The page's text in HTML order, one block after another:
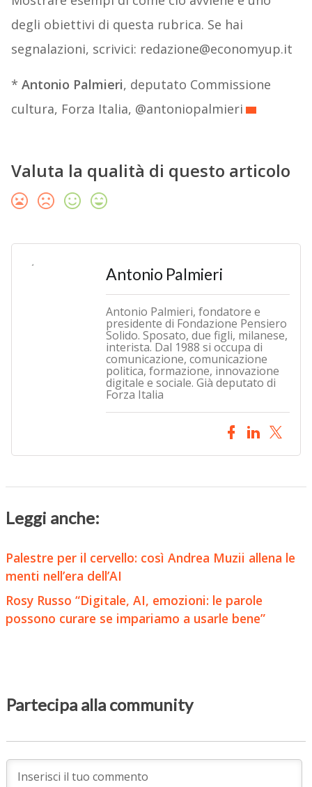
degli obiettivi di questa rubrica. Se hai
segnalazioni, scrivici: redazione@economyup.it
* Antonio Palmieri, deputato Commissione
cultura, Forza Italia, @antoniopalmieri
Valuta la qualità di questo articolo
Antonio Palmieri
Antonio Palmieri, fondatore e
presidente di Fondazione Pensiero
Solido. Sposato, due figli, milanese,
interista. Dal 1988 si occupa di
comunicazione, comunicazione
politica, formazione, innovazione
digitale e sociale. Già deputato di
Forza Italia
Leggi anche:
Palestre per il cervello: così Andrea Muzii allena le
menti nell’era dell’AI
Rosy Russo “Digitale, AI, emozioni: le parole
possono curare se impariamo a usarle bene”
Partecipa alla community